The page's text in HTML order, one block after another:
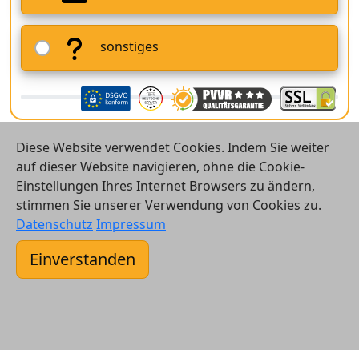
sonstiges
© 2026 Vergleichsrechner24 GmbH
Kontakt
Diese Website verwendet Cookies. Indem Sie weiter
auf dieser Website navigieren, ohne die Cookie-
Einstellungen Ihres Internet Browsers zu ändern,
stimmen Sie unserer Verwendung von Cookies zu.
Datenschutz Impressum
Einverstanden